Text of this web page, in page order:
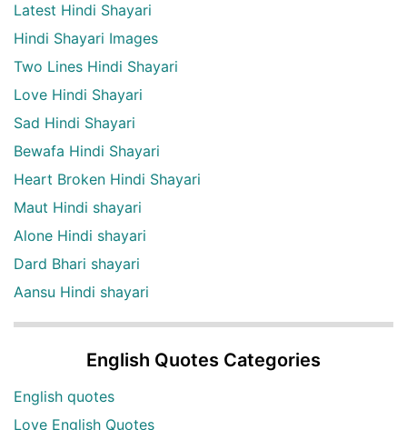
Latest Hindi Shayari
Hindi Shayari Images
Two Lines Hindi Shayari
Love Hindi Shayari
Sad Hindi Shayari
Bewafa Hindi Shayari
Heart Broken Hindi Shayari
Maut Hindi shayari
Alone Hindi shayari
Dard Bhari shayari
Aansu Hindi shayari
English Quotes Categories
English quotes
Love English Quotes